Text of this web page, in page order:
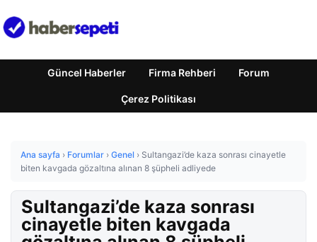
Güncel Haberler Firma Rehberi Forum
Çerez Politikası
Ana sayfa › Forumlar › Genel › Sultangazi’de kaza sonrası cinayetle
biten kavgada gözaltına alınan 8 şüpheli adliyede
Sultangazi’de kaza sonrası
cinayetle biten kavgada